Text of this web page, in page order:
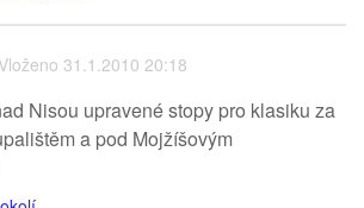
Vloženo 31.1.2010 20:18
Nisou upravené stopy pro klasiku za
a pod Mojžíšovým